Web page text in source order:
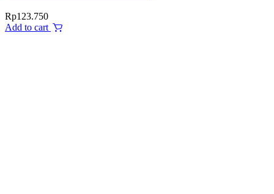
Rp123.750
Add to cart